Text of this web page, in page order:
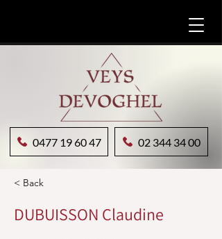
0477 19 60 47 02 344 34 00
< Back
DUBUISSON Claudine